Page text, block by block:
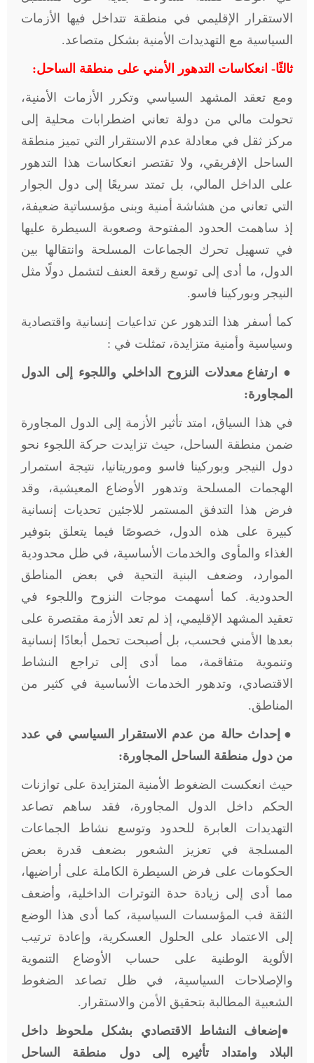
الاستقرار الإقليمي في منطقة تتداخل فيها الأزمات
السياسية مع التهديدات الأمنية بشكل متصاعد.
ثالثًا- انعكاسات التدهور الأمني على منطقة الساحل:
ومع تعقد المشهد السياسي وتكرر الأزمات الأمنية،
تحولت مالي من دولة تعاني اضطرابات محلية إلى
مركز ثقل في معادلة عدم الاستقرار التي تميز منطقة
الساحل الإفريقي، ولا تقتصر انعكاسات هذا التدهور
على الداخل المالي، بل تمتد سريعًا إلى دول الجوار
التي تعاني من هشاشة أمنية وبنى مؤسساتية ضعيفة،
إذ ساهمت الحدود المفتوحة وصعوبة السيطرة عليها
في تسهيل تحرك الجماعات المسلحة وانتقالها بين
الدول، ما أدى إلى توسع رقعة العنف لتشمل دولًا مثل
النيجر وبوركينا فاسو.
كما أسفر هذا التدهور عن تداعيات إنسانية واقتصادية
وسياسية وأمنية متزايدة، تمثلت في :
●
ارتفاع معدلات النزوح الداخلي واللجوء إلى الدول
المجاورة:
في هذا السياق، امتد تأثير الأزمة إلى الدول المجاورة
ضمن منطقة الساحل، حيث تزايدت حركة اللجوء نحو
دول النيجر وبوركينا فاسو وموريتانيا، نتيجة استمرار
الهجمات المسلحة وتدهور الأوضاع المعيشية، وقد
فرض هذا التدفق المستمر للاجئين تحديات إنسانية
كبيرة على هذه الدول، خصوصًا فيما يتعلق بتوفير
الغذاء والمأوى والخدمات الأساسية، في ظل محدودية
الموارد، وضعف البنية التحية في بعض المناطق
الحدودية. كما أسهمت موجات النزوح واللجوء في
تعقيد المشهد الإقليمي، إذ لم تعد الأزمة مقتصرة على
بعدها الأمني فحسب، بل أصبحت تحمل أبعادًا إنسانية
وتنموية متفاقمة، مما أدى إلى تراجع النشاط
الاقتصادي، وتدهور الخدمات الأساسية في كثير من
المناطق.
● إحداث حالة من عدم الاستقرار السياسي في عدد
من دول منطقة الساحل المجاورة:
حيث انعكست الضغوط الأمنية المتزايدة على توازنات
الحكم داخل الدول المجاورة، فقد ساهم تصاعد
التهديدات العابرة للحدود وتوسع نشاط الجماعات
المسلجة في تعزيز الشعور بضعف قدرة بعض
الحكومات على فرض السيطرة الكاملة على أراضيها،
مما أدى إلى زيادة حدة التوترات الداخلية، وأضعف
الثقة فب المؤسسات السياسية، كما أدى هذا الوضع
إلى الاعتماد على الحلول العسكرية، وإعادة ترتيب
الألوية الوطنية على حساب الأوضاع التنموية
والإصلاحات السياسية، في ظل تصاعد الضغوط
الشعبية المطالبة بتحقيق الأمن والاستقرار.
● إضعاف النشاط الاقتصادي بشكل ملحوظ داخل
البلاد وامتداد تأثيره إلى دول منطقة الساحل